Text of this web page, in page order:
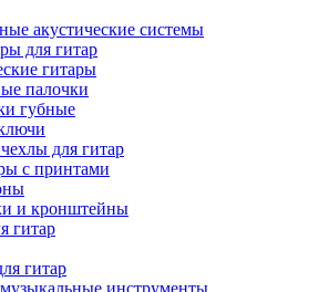
акустические системы
для гитар
гитары
палочки
губные
для гитар
с принтами
и кронштейны
гитар
гитар
инструменты